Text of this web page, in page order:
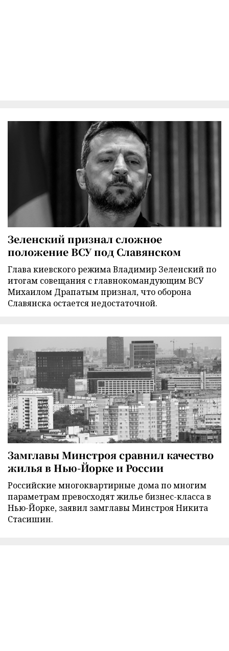
Зеленский признал сложное
положение ВСУ под Славянском
Глава киевского режима Владимир Зеленский по
итогам совещания с главнокомандующим ВСУ
Михаилом Драпатым признал, что оборона
Славянска остается недостаточной.
Замглавы Минстроя сравнил качество
жилья в Нью-Йорке и России
Российские многоквартирные дома по многим
параметрам превосходят жилье бизнес-класса в
Нью-Йорке, заявил замглавы Минстроя Никита
Стасишин.